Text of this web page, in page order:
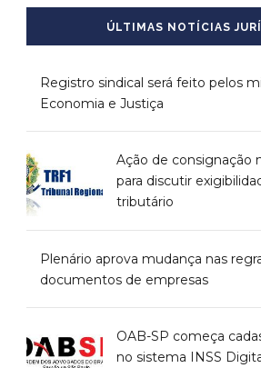
ÚLTIMAS NOTÍCIAS
Registro sindical será feito pelos
Economia e Justiça
Ação de consignação
para discutir
tributário
Plenário aprova mudança nas
documentos de empresas
OAB-SP começa
no sistema INSS